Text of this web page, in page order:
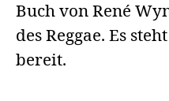
Buch von René
des Reggae. Es
bereit.